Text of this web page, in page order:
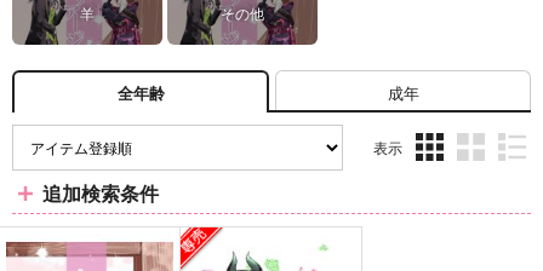
羊 その他
全年齢 成年
表示
ム
ム
ム
追加検索条件